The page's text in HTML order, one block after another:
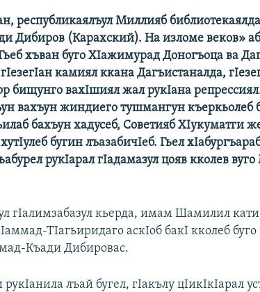
республикаялъул Миллияб
Дибиров (Карахский). На изломе веков»
хъван буго ХIажимурад Доногъоца ва
камиял ккана Дагъистаналда,
бищунго вахIшиял жал рукIана
вахъун жиндиего тушмангун къеркьолеб
бахъун хадусеб, Советияб ХIукуматги
бугин лъазабичIеб. Гьел
рукIарал гIадамазул цояв кколев
гIалимзабазул кьерда, имам Шамилил
ТIагьиридаго аскIоб бакI кколеб буго
Къади Дибировас.
рукIанила лъай бугел, гIакълу цIикIкIарал